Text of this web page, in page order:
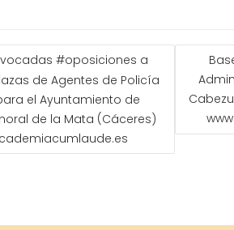
#oposiciones a
de Agentes de Policía
el Ayuntamiento de
de la Mata (Cáceres)